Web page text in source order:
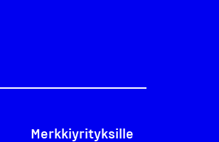
Merkkiyrityksille